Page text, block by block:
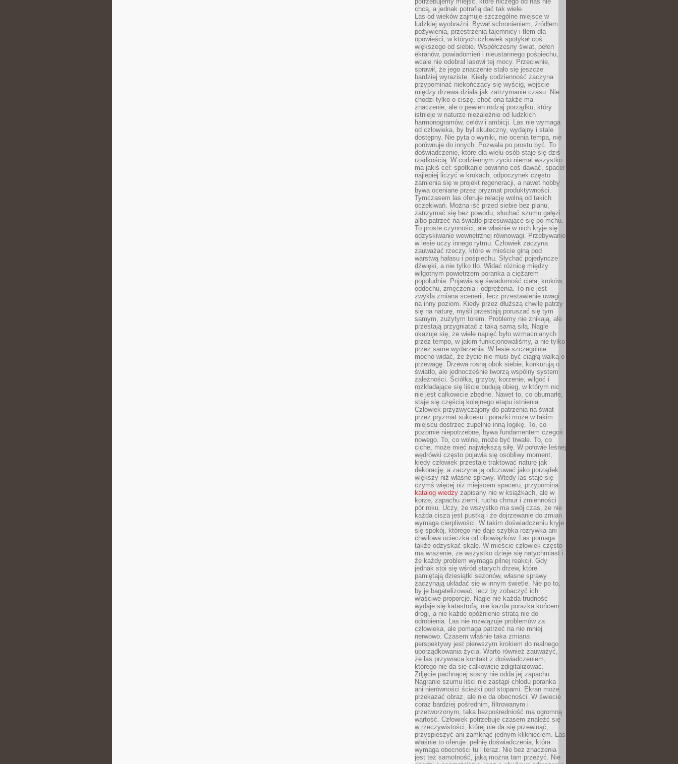
chcą, a jednak potrafią dać tak wiele.
Las od wieków zajmuje szczególne miejsce w
ludzkiej wyobraźni. Bywał schronieniem, źródłem
pożywienia, przestrzenią tajemnicy i tłem dla
opowieści, w których człowiek spotykał coś
większego od siebie. Współczesny świat, pełen
ekranów, powiadomień i nieustannego pośpiechu,
wcale nie odebrał lasowi tej mocy. Przeciwnie,
sprawił, że jego znaczenie stało się jeszcze
bardziej wyraziste. Kiedy codzienność zaczyna
przypominać niekończący się wyścig, wejście
między drzewa działa jak zatrzymanie czasu. Nie
chodzi tylko o ciszę, choć ona także ma
znaczenie, ale o pewien rodzaj porządku, który
istnieje w naturze niezależnie od ludzkich
harmonogramów, celów i ambicji. Las nie wymaga
od człowieka, by był skuteczny, wydajny i stale
dostępny. Nie pyta o wyniki, nie ocenia tempa, nie
porównuje do innych. Pozwala po prostu być. To
doświadczenie, które dla wielu osób staje się dziś
rzadkością. W codziennym życiu niemal wszystko
ma jakiś cel: spotkanie powinno coś dawać, spacer
najlepiej liczyć w krokach, odpoczynek często
zamienia się w projekt regeneracji, a nawet hobby
bywa oceniane przez pryzmat produktywności.
Tymczasem las oferuje relację wolną od takich
oczekiwań. Można iść przed siebie bez planu,
zatrzymać się bez powodu, słuchać szumu gałęzi
albo patrzeć na światło przesuwające się po mchu.
To proste czynności, ale właśnie w nich kryje się
odzyskiwanie wewnętrznej równowagi. Przebywanie
w lesie uczy innego rytmu. Człowiek zaczyna
zauważać rzeczy, które w mieście giną pod
warstwą hałasu i pośpiechu. Słychać pojedyncze
dźwięki, a nie tylko tło. Widać różnicę między
wilgotnym powietrzem poranka a ciężarem
popołudnia. Pojawia się świadomość ciała, kroków,
oddechu, zmęczenia i odprężenia. To nie jest
zwykła zmiana scenerii, lecz przestawienie uwagi
na inny poziom. Kiedy przez dłuższą chwilę patrzy
się na naturę, myśli przestają poruszać się tym
samym, zużytym torem. Problemy nie znikają, ale
przestają przygniatać z taką samą siłą. Nagle
okazuje się, że wiele napięć było wzmacnianych
przez tempo, w jakim funkcjonowaliśmy, a nie tylko
przez same wydarzenia. W lesie szczególnie
mocno widać, że życie nie musi być ciągłą walką o
przewagę. Drzewa rosną obok siebie, konkurują o
światło, ale jednocześnie tworzą wspólny system
zależności. Ściółka, grzyby, korzenie, wilgoć i
rozkładające się liście budują obieg, w którym nic
nie jest całkowicie zbędne. Nawet to, co obumarłe,
staje się częścią kolejnego etapu istnienia.
Człowiek przyzwyczajony do patrzenia na świat
przez pryzmat sukcesu i porażki może w takim
miejscu dostrzec zupełnie inną logikę. To, co
pozornie niepotrzebne, bywa fundamentem czegoś
nowego. To, co wolne, może być trwałe. To, co
ciche, może mieć największą siłę. W połowie leśnej
wędrówki często pojawia się osobliwy moment,
kiedy człowiek przestaje traktować naturę jak
dekorację, a zaczyna ją odczuwać jako porządek
większy niż własne sprawy. Wtedy las staje się
czymś więcej niż miejscem spaceru, przypomina
katalog wiedzy zapisany nie w książkach, ale w
korze, zapachu ziemi, ruchu chmur i zmienności
pór roku. Uczy, że wszystko ma swój czas, że nie
każda cisza jest pustką i że dojrzewanie do zmian
wymaga cierpliwości. W takim doświadczeniu kryje
się spokój, którego nie daje szybka rozrywka ani
chwilowa ucieczka od obowiązków. Las pomaga
także odzyskać skalę. W mieście człowiek często
ma wrażenie, że wszystko dzieje się natychmiast i
że każdy problem wymaga pilnej reakcji. Gdy
jednak stoi się wśród starych drzew, które
pamiętają dziesiątki sezonów, własne sprawy
zaczynają układać się w innym świetle. Nie po to,
by je bagatelizować, lecz by zobaczyć ich
właściwe proporcje. Nagle nie każda trudność
wydaje się katastrofą, nie każda porażka końcem
drogi, a nie każde opóźnienie stratą nie do
odrobienia. Las nie rozwiązuje problemów za
człowieka, ale pomaga patrzeć na nie mniej
nerwowo. Czasem właśnie taka zmiana
perspektywy jest pierwszym krokiem do realnego
uporządkowania życia. Warto również zauważyć,
że las przywraca kontakt z doświadczeniem,
którego nie da się całkowicie zdigitalizować.
Zdjęcie pachnącej sosny nie odda jej zapachu.
Nagranie szumu liści nie zastąpi chłodu poranka
ani nierówności ścieżki pod stopami. Ekran może
przekazać obraz, ale nie da obecności. W świecie
coraz bardziej pośrednim, filtrowanym i
przetworzonym, taka bezpośredniość ma ogromną
wartość. Człowiek potrzebuje czasem znaleźć się
w rzeczywistości, której nie da się przewinąć,
przyspieszyć ani zamknąć jednym kliknięciem. Las
właśnie to oferuje: pełnię doświadczenia, która
wymaga obecności tu i teraz. Nie bez znaczenia
jest też samotność, jaką można tam przeżyć. Nie